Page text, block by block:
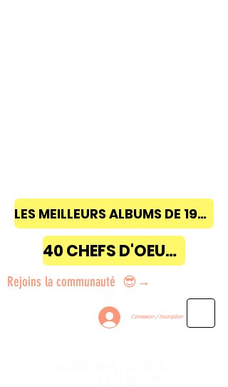
LES MEILLEURS ALBUMS DE 1968 à 2018
40 CHEFS D'OEUVRE
Rejoins la communauté 😎→
Connexion / Inscription